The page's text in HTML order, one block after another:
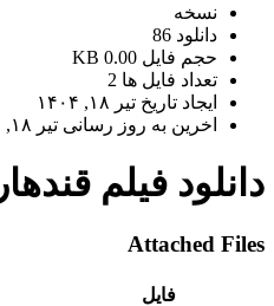
نسخه
دانلود 86
حجم فایل 0.00 KB
تعداد فایل ها 2
ایجاد تاریخ تیر ۱۸, ۱۴۰۴
اخرین به روز رسانی تیر ۱۸, ۱۴۰۴
دانلود فیلم قندهار
Attached Files
فایل